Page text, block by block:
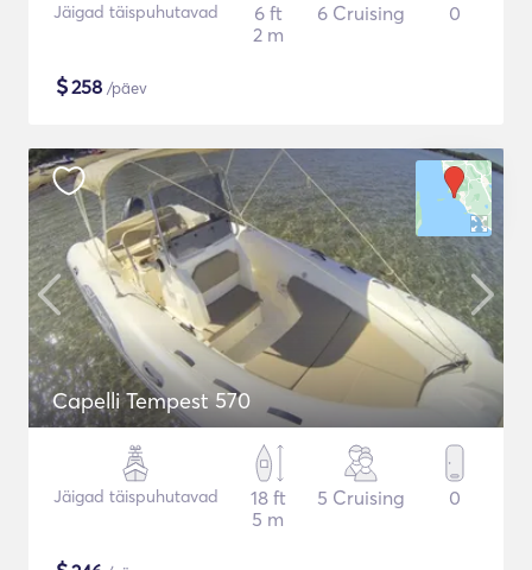
Jäigad täispuhutavad
6 ft
2 m
6 Cruising 0
$258 /päev
Capelli Tempest 570
Jäigad täispuhutavad
18 ft
5 m
5 Cruising 0